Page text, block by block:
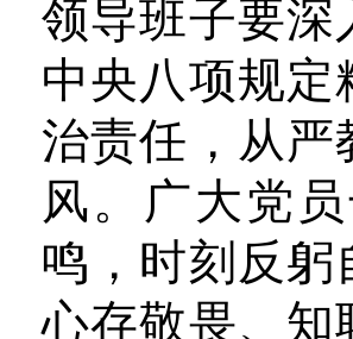
领导班子要深
中央八项规
治责任，从
风。广大党
鸣，时刻反
心存敬畏、知